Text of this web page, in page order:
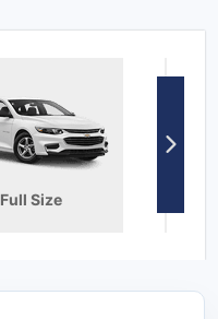
Full Size